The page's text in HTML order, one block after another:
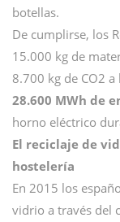
botellas.
De cumplirse, los
15.000 kg de
8.700 kg de CO2
28.600 MWh de
horno eléctrico
El reciclaje de
hostelería
En 2015 los
vidrio a través del